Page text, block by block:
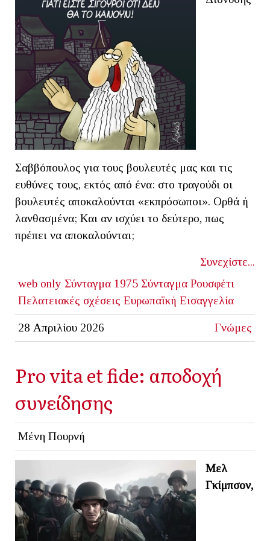
Σαββόπουλος για τους βουλευτές μας και τις
ευθύνες τους, εκτός από ένα: στο τραγούδι οι
βουλευτές αποκαλούνται «εκπρόσωποι». Ορθά ή
λανθασμένα; Και αν ισχύει το δεύτερο, πως
πρέπει να αποκαλούνται;
Συνεχίστε...
web only Σύνταγμα 1975 Σύνταγμα Ρουσφέτι
Πελατειακές σχέσεις Ευρωπαϊκή Εισαγγελία
28 Απριλίου 2026 Γνώμες
Pro vita et fide: αποδοχή
συνείδησης
Μένη Πουρνή
Μελ
Γκίμπσον,